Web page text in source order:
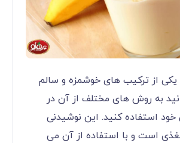
یکی از ترکیب ‌های خوشمزه و سالم
به روش‌ های مختلف از آن در
استفاده کنید. این نوشیدنی
است و با استفاده از آن می